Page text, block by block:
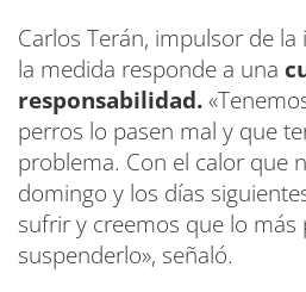
Carlos Terán, impulsor de
la medida responde a una
responsabilidad.
perros lo pasen mal y que
problema. Con el calor que
domingo y los días
sufrir y creemos que lo más
suspenderlo», señaló.